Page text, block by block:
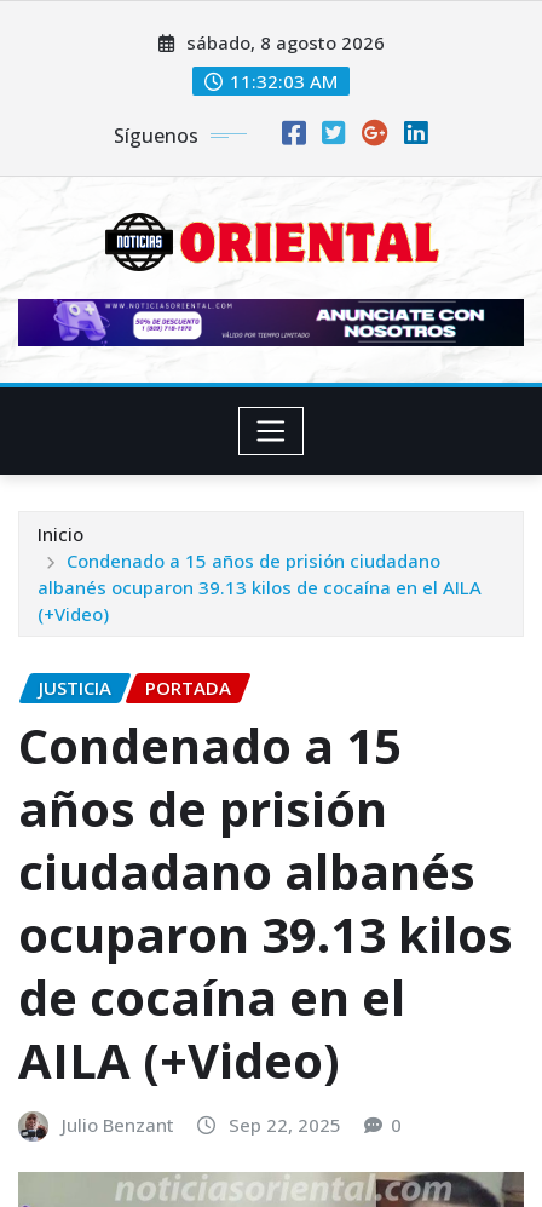
sábado, 8 agosto 2026
11:32:05 AM
Síguenos
Inicio
Condenado a 15 años de prisión ciudadano
albanés ocuparon 39.13 kilos de cocaína en el AILA
(+Video)
JUSTICIA PORTADA
Condenado a 15
años de prisión
ciudadano albanés
ocuparon 39.13 kilos
de cocaína en el
AILA (+Video)
Julio Benzant Sep 22, 2025 0